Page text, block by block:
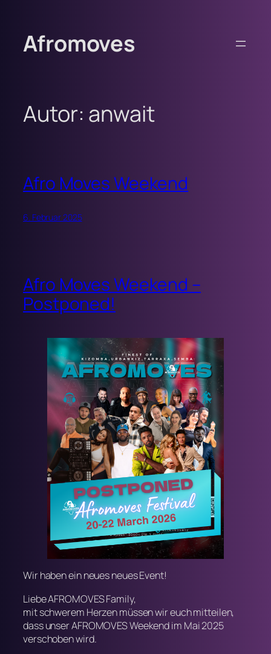
springen
Afromoves
Autor: anwait
Afro Moves Weekend
6. Februar 2025
Afro Moves Weekend –
Postponed!
Wir haben ein neues neues Event!
Liebe AFROMOVES Family,
mit schwerem Herzen müssen wir euch mitteilen,
dass unser AFROMOVES Weekend im Mai 2025
verschoben wird.